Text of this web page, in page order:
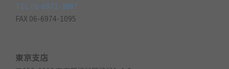
TEL 06-6971-3897
FAX 06-6974-1095
東京支店